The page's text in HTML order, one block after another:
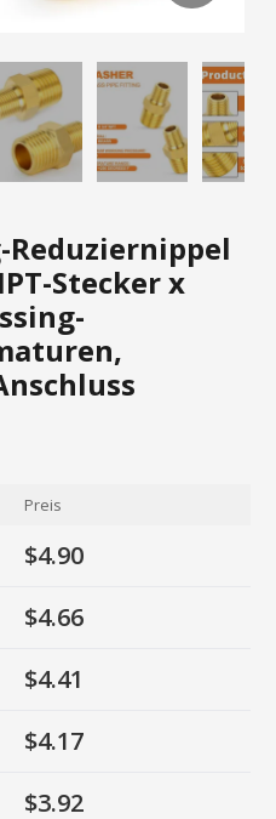
Reduziernippel
Stecker x
Preis
$4.90
$4.66
$4.41
$4.17
$3.92